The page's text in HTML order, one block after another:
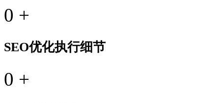
0 +
SEO优化执行细节
0 +